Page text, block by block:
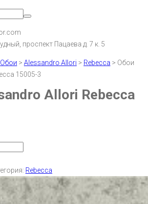
проспект Пацаева д. 7 к. 5
Обои > Alessandro Allori > Rebecca > Обои
15005-3
Allori Rebecca
Rebecca